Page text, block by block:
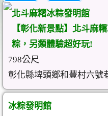
北斗麻糬冰粽發明館
【彰化新景點】北斗麻
粽，另類體驗超好玩!
798公尺
彰化縣埤頭鄉和豐村六號
冰粽發明館